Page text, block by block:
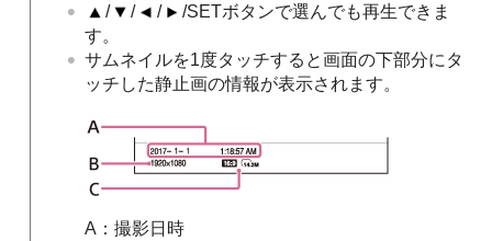
/
/ /
/SETボタンで選んでも再生できま
す。
サムネイルを1度タッチすると画面の下部分にタ
ッチした静止画の情報が表示されます。
A：撮影日時